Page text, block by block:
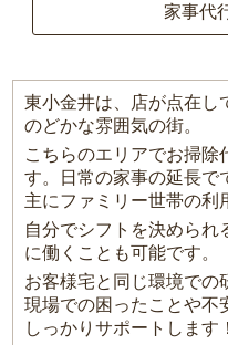
家事代
東小金井は、店が点在し
のどかな雰囲気の街。
こちらのエリアでお掃除
す。日常の家事の延長で
主にファミリー世帯の利
自分でシフトを決められ
に働くことも可能です。
お客様宅と同じ環境で
現場での困ったことや不
しっかりサポートします！